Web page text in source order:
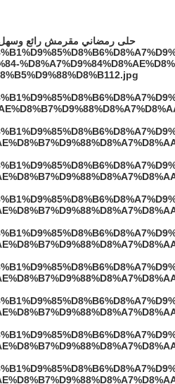
حلى رمضاني مقرمش رائع وسهل